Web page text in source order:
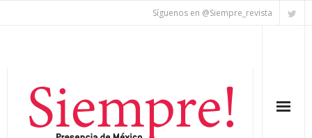
Síguenos en @Siempre_revista